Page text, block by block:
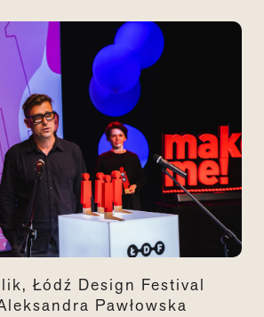
Łódź Design Festival
Pawłowska